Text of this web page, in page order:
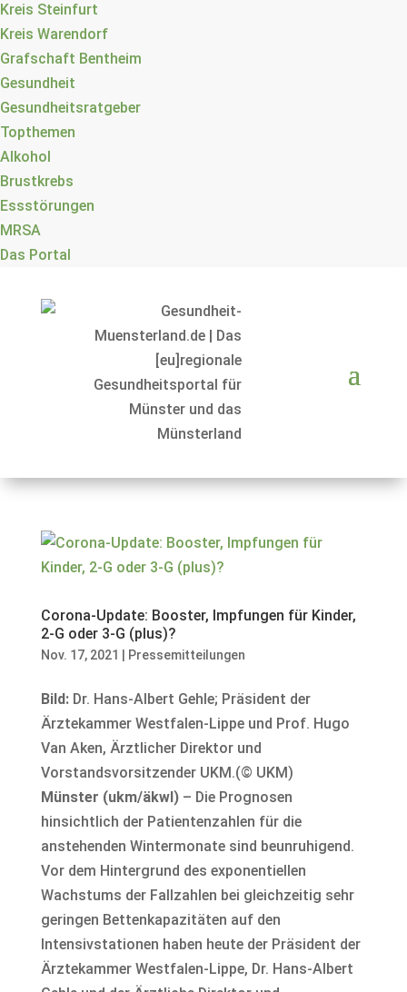
Kreis Steinfurt
Kreis Warendorf
Grafschaft Bentheim
Gesundheit
Gesundheitsratgeber
Topthemen
Alkohol
Brustkrebs
Essstörungen
MRSA
Das Portal
Corona-Update: Booster, Impfungen für Kinder,
2-G oder 3-G (plus)?
Nov. 17, 2021 Pressemitteilungen
Bild:Dr. Hans-Albert Gehle; Präsident der
Ärztekammer Westfalen-Lippe und Prof. Hugo
Van Aken, Ärztlicher Direktor und
Vorstandsvorsitzender UKM.(© UKM)
Münster (ukm/äkwl)– Die Prognosen
hinsichtlich der Patientenzahlen für die
anstehenden Wintermonate sind beunruhigend.
Vor dem Hintergrund des exponentiellen
Wachstums der Fallzahlen bei gleichzeitig sehr
geringen Bettenkapazitäten auf den
Intensivstationen haben heute der Präsident der
Ärztekammer Westfalen-Lippe, Dr. Hans-Albert